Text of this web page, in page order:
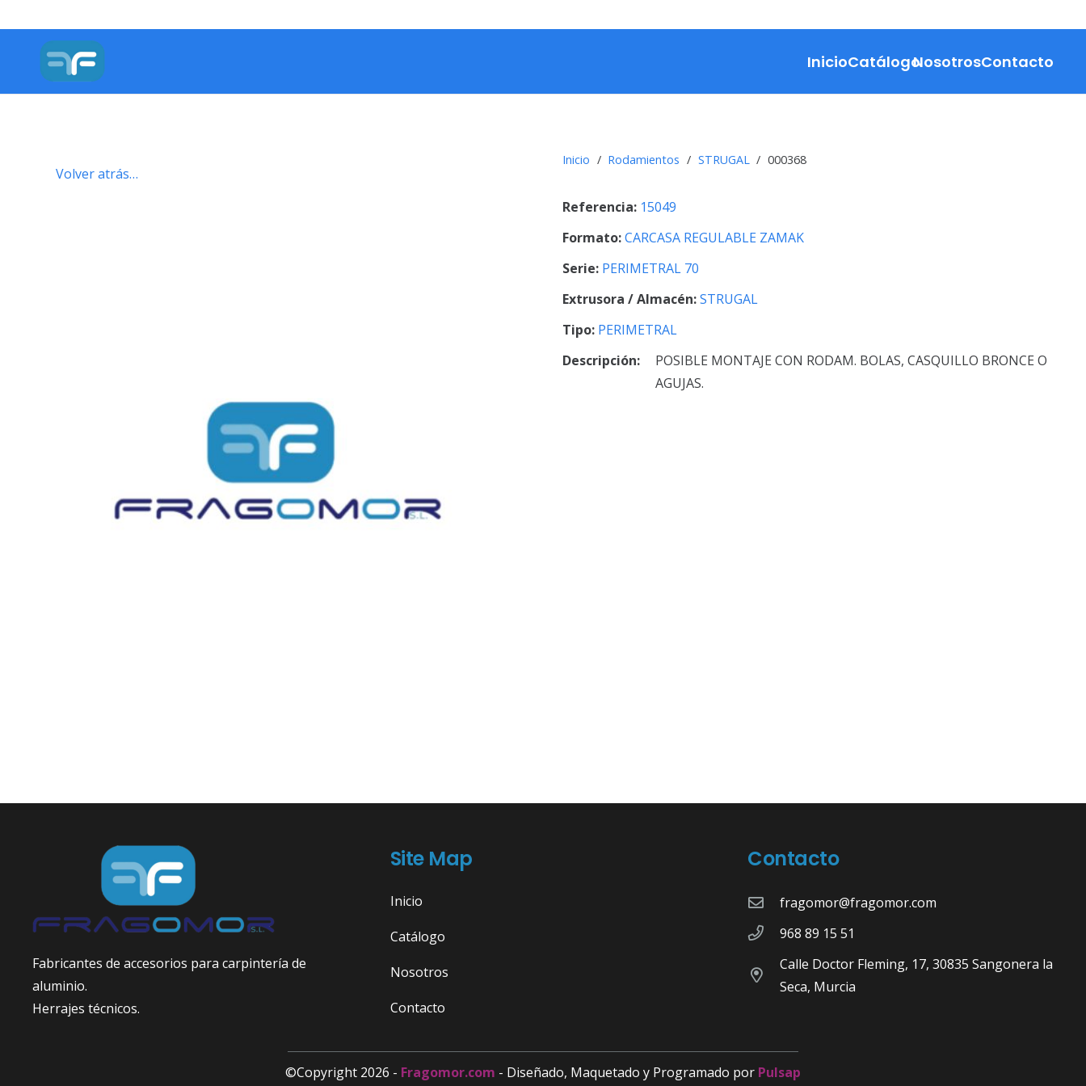
InicioCatálogoNosotrosContacto
Volver atrás…
Inicio / Rodamientos / STRUGAL / 000368
Referencia: 15049
Formato:CARCASA REGULABLE ZAMAK
Serie: PERIMETRAL 70
Extrusora / Almacén:STRUGAL
Tipo: PERIMETRAL
Descripción:
POSIBLE MONTAJE CON RODAM. BOLAS, CASQUILLO BRONCE O
AGUJAS.
Fabricantes de accesorios para carpintería de
aluminio.
Herrajes técnicos.
Site Map
Inicio
Catálogo
Nosotros
Contacto
Contacto
fragomor@fragomor.com
968 89 15 51
Calle Doctor Fleming, 17, 30835 Sangonera la
Seca, Murcia
©Copyright 2026 - Fragomor.com - Diseñado, Maquetado y Programado por Pulsap